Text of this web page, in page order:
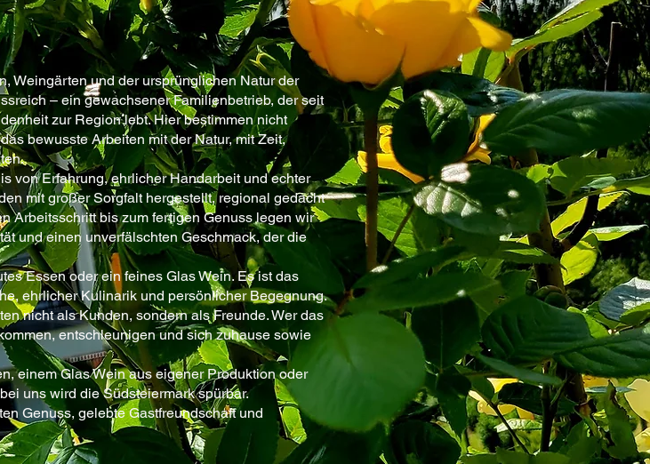
Weingärten und der ursprünglichen Natur der
– ein gewachsener Familienbetrieb, der seit
zur Region lebt. Hier bestimmen nicht
bewusste Arbeiten mit der Natur, mit Zeit,
von Erfahrung, ehrlicher Handarbeit und echter
mit großer Sorgfalt hergestellt, regional gedacht
Arbeitsschritt bis zum fertigen Genuss legen wir
und einen unverfälschten Geschmack, der die
Essen oder ein feines Glas Wein. Es ist das
ehrlicher Kulinarik und persönlicher Begegnung.
nicht als Kunden, sondern als Freunde. Wer das
entschleunigen und sich zuhause sowie
einem Glas Wein aus eigener Produktion oder
uns wird die Südsteiermark spürbar.
Genuss, gelebte Gastfreundschaft und